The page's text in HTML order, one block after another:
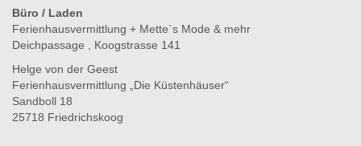
Büro / Laden
Ferienhausvermittlung + Mette`s Mode & mehr
Deichpassage , Koogstrasse 141
Helge von der Geest
Ferienhausvermittlung „Die Küstenhäuser“
Sandboll 18
25718 Friedrichskoog